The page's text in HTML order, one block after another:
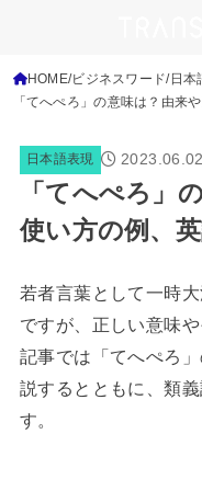
HOME ビジネスワード 日本
「てへぺろ」の意味は？由来
日本語表現 2023.06.02
「てへぺろ」
使い方の例、
若者言葉として一時
ですが、正しい意味
記事では「てへぺろ
説するとともに、類
す。